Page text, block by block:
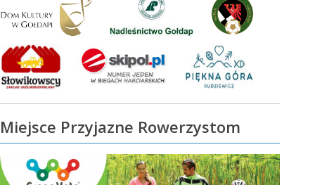
Miejsce Przyjazne Rowerzystom